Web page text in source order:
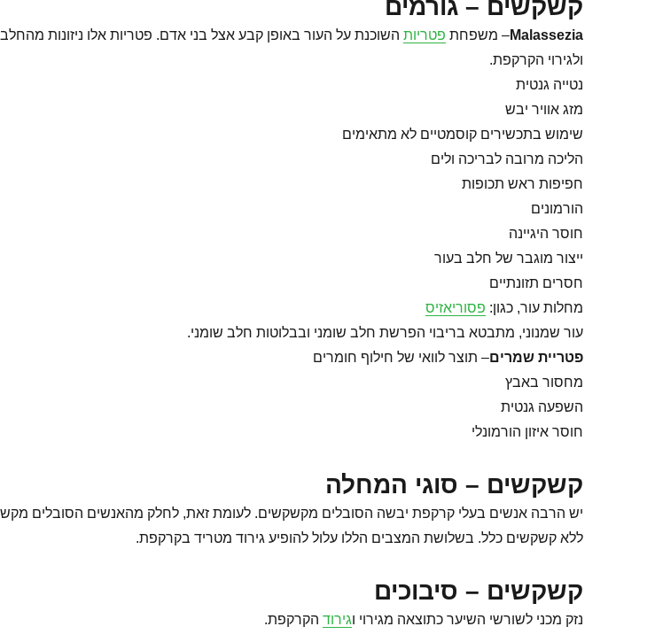
קשקשים – גורמים
Malassezia– משפחת פטריות השוכנת על העור באופן קבע אצל בני אדם. פטריות אלו ניזונות
ולגירוי הקרקפת.
נטייה גנטית
מזג אוויר יבש
שימוש בתכשירים קוסמטיים לא מתאימים
הליכה מרובה לבריכה ולים
חפיפות ראש תכופות
הורמונים
חוסר היגיינה
ייצור מוגבר של חלב בעור
חסרים תזונתיים
מחלות עור, כגון: פסוריאזיס
עור שמנוני, מתבטא בריבוי הפרשת חלב שומני ובבלוטות חלב שומני.
פטריית שמרים– תוצר לוואי של חילוף חומרים
מחסור באבץ
השפעה גנטית
חוסר איזון הורמונלי
קשקשים – סוגי המחלה
יש הרבה אנשים בעלי קרקפת יבשה הסובלים מקשקשים. לעומת זאת, לחלק מהאנשים הסובלים
ללא קשקשים כלל. בשלושת המצבים הללו עלול להופיע גירוד מטריד בקרקפת.
קשקשים – סיבוכים
נזק מכני לשורשי השיער כתוצאה מגירוי וגירוד הקרקפת.